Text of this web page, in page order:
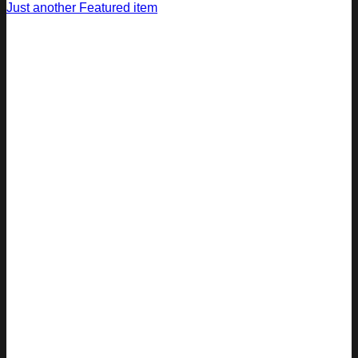
Just another Featured item